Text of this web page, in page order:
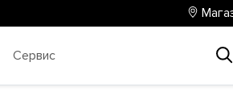
Сервис